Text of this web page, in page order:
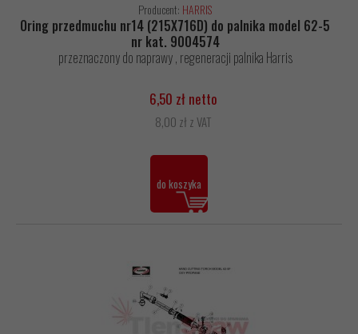
Producent: HARRIS
Oring przedmuchu nr14 (215X716D) do palnika model 62-5
nr kat. 9004574
przeznaczony do naprawy , regeneracji palnika Harris
6,50 zł netto
8,00 zł z VAT
do koszyka